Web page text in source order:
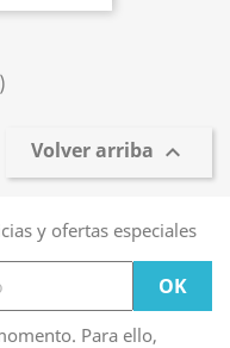
Volver arriba 
y ofertas especiales
Para ello,